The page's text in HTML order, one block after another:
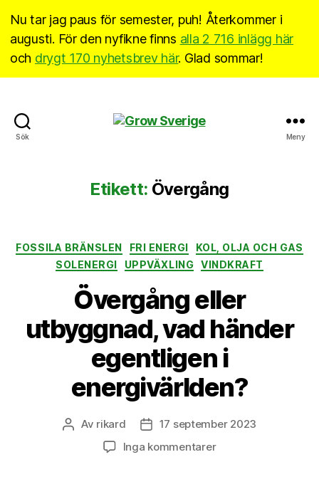
Nu tar jag paus för semester, puh! Återkommer i
augusti. För den nyfikne finns alla 2 716 inlägg här
och drygt 170 nyhetsbrev här. Glad sommar!
Sök Meny
Etikett: Övergång
Kategorier
FOSSILA BRÄNSLEN FRI ENERGI
KOL, OLJA OCH GAS
SOLENERGI
UPPVÄXLING VINDKRAFT
Övergång eller
utbyggnad, vad händer
egentligen i
energivärlden?
Inläggsförfattare
Av rikard Inläggsdatum
17 september 2023
Inga kommentarertill